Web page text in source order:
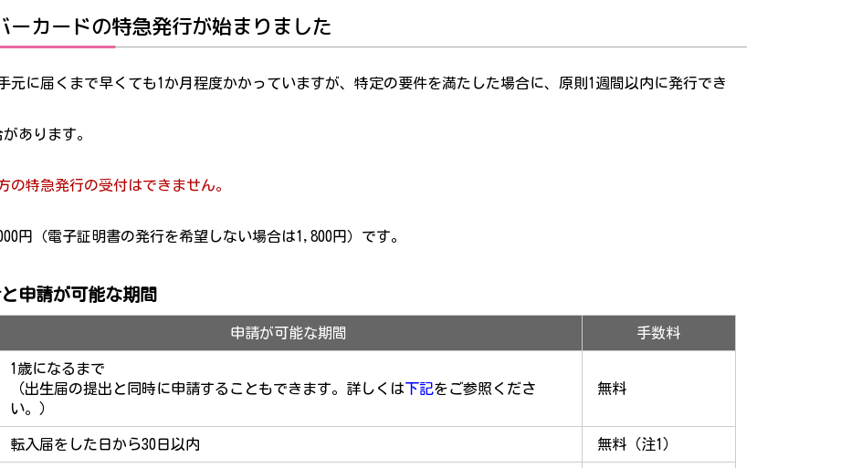
カードの特急発行が始まりました
元に届くまで早くても1か月程度かかっていますが、特定の要件を満たした場合に、原則1週間以内に発行でき
あります。
の特急発行の受付はできません。
円（電子証明書の発行を希望しない場合は1,800円）です。
申請が可能な期間
申請が可能な期間 手数料
1歳になるまで
（出生届の提出と同時に申請することもできます。詳しくは下記をご参照くださ
い。）
無料
転入届をした日から30日以内 無料（注1）